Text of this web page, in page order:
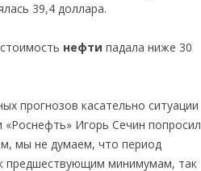
39,4 доллара.
нефти падала ниже 30
прогнозов касательно ситуации
Игорь Сечин попросил
мы не думаем, что период
предшествующим минимумам, так